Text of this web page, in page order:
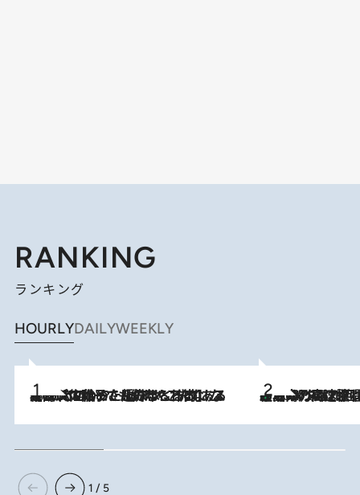
RANKING
ランキング
HOURLYDAILYWEEKLY
2026.8.5
【阿川佐和子さんの年とる力】なぜ70代で始めた趣味は“こんなに楽しい”のか？ ピアノ、俳句…スランプに陥っても続けられる“ある秘訣”とは 2026.8.7
「湘南乃風に憧れて」観客大盛上がりの“タオル回し”に、ラッパー顔負けの高速歌唱まで…さだまさし（74）のアグレッシブすぎる現在地
1 / 5